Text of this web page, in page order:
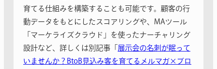
育てる仕組みを構築することも可能です。顧客の行
動データをもとにしたスコアリングや、MAツール
「マーケライズクラウド」を使ったナーチャリング
設計など、詳しくは別記事「 展示会の名刺が眠って
いませんか？BtoB見込み客を育てるメルマガ×ブロ